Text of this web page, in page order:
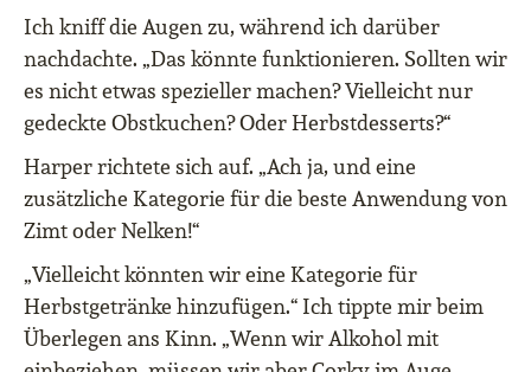
Ich kniff die Augen zu, während ich darüber
nachdachte. „Das könnte funktionieren. Sollten wir
es nicht etwas spezieller machen?Vielleicht nur
gedeckte Obstkuchen?Oder Herbstdesserts?“
Harper richtete sich auf. „Ach ja, und eine
zusätzliche Kategorie für die beste Anwendung von
Zimt oder Nelken!“
„Vielleicht könnten wir eine Kategorie für
Herbstgetränke hinzufügen.“ Ich tippte mir beim
Überlegen ans Kinn. „Wenn wir Alkohol mit